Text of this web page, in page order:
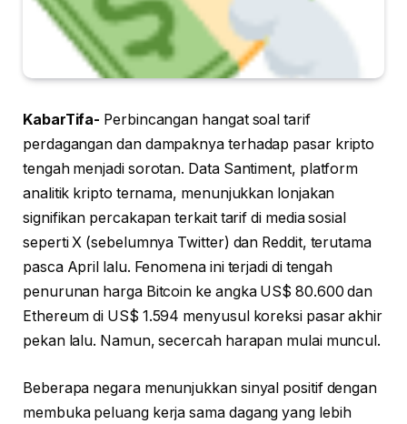
KabarTifa- Perbincangan hangat soal tarif
perdagangan dan dampaknya terhadap pasar kripto
tengah menjadi sorotan. Data Santiment, platform
analitik kripto ternama, menunjukkan lonjakan
signifikan percakapan terkait tarif di media sosial
seperti X (sebelumnya Twitter) dan Reddit, terutama
pasca April lalu. Fenomena ini terjadi di tengah
penurunan harga Bitcoin ke angka US$ 80.600 dan
Ethereum di US$ 1.594 menyusul koreksi pasar akhir
pekan lalu. Namun, secercah harapan mulai muncul.
Beberapa negara menunjukkan sinyal positif dengan
membuka peluang kerja sama dagang yang lebih